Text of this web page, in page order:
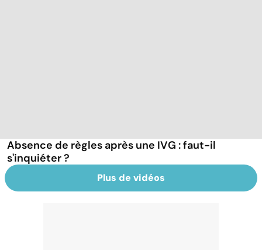
Absence de règles après une IVG : faut-il
s'inquiéter ?
Plus de vidéos